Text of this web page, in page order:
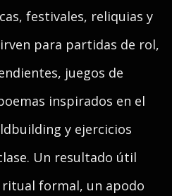
festivales, reliquias y
para partidas de rol,
juegos de
inspirados en el
y ejercicios
Un resultado útil
formal, un apodo